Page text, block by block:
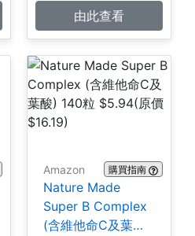
由此查看
Amazon 購買指南
Nature Made
Super B Complex
(含維他命C及葉酸)